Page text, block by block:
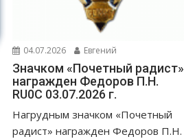
04.07.2026 Евгений
Значком «Почетный радист»
награжден Федоров П.Н.
RU0C 03.07.2026 г.
Нагрудным значком «Почетный
радист» награжден Федоров П.Н.